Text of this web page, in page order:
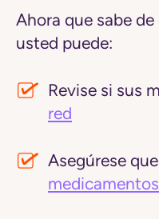
Ahora que sabe
usted puede:
Revise si sus
red
Asegúrese que
medicamentos